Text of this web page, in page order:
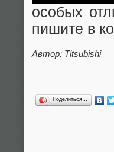
особых
пишите в
Автор: Titsubishi
Поделиться…